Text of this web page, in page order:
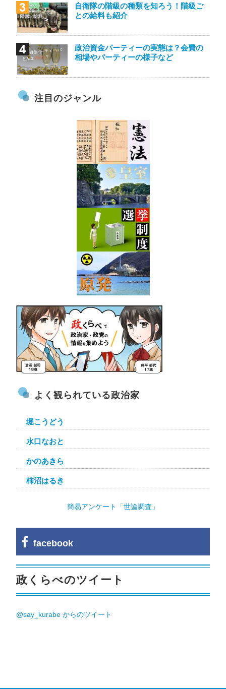
自衛隊の階級の種類を知ろう！階級ご
との給料も紹介
政治資金パーティーの実態は？会費の
相場やパーティーの様子など
注目のジャンル
よく観られている政治家
堀こうどう
水口なおと
かのあきら
柿沼はるき
簡易アンケート「世論調査」
facebook
政くらべのツイート
@say_kurabe からのツイート